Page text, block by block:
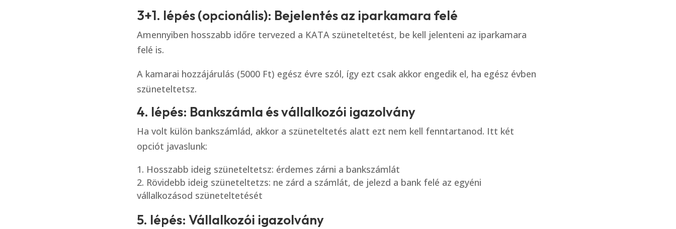
3+1. lépés (opcionális): Bejelentés az iparkamara felé
Amennyiben hosszabb időre tervezed a KATA szüneteltetést, be kell jelenteni az iparkamara
felé is.
A kamarai hozzájárulás (5000 Ft) egész évre szól, így ezt csak akkor engedik el, ha egész évben
szüneteltetsz.
4. lépés: Bankszámla és vállalkozói igazolvány
Ha volt külön bankszámlád, akkor a szüneteltetés alatt ezt nem kell fenntartanod. Itt két
opciót javaslunk:
Hosszabb ideig szüneteltetsz: érdemes zárni a bankszámlát
Rövidebb ideig szüneteltetzs: ne zárd a számlát, de jelezd a bank felé az egyéni
vállalkozásod szüneteltetését
5. lépés: Vállalkozói igazolvány